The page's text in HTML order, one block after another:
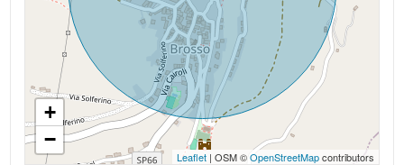
Luce: allacciata
Altitudine mslm: 800 mlsm
Acqua: Allacciata
+
−
Leaflet| OSM ©OpenStreetMapcontributors